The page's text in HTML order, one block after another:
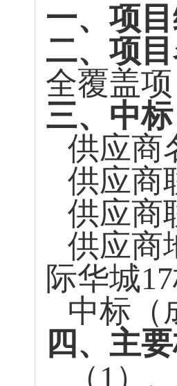
一、项目
二、项目
全覆盖项
三、中
供应商
供应商
供应商
供应商
际华城
中标（
四、主
（ 1）